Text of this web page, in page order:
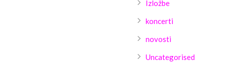
Izložbe
koncerti
novosti
Uncategorised